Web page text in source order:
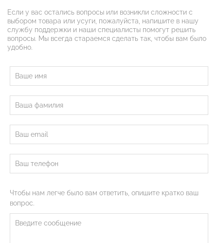
Если у вас остались вопросы или возникли сложности с
выбором товара или усуги, пожалуйста, напишите в нашу
службу поддержки и наши специалисты помогут решить
вопросы. Мы всегда стараемся сделать так, чтобы вам было
удобно.
Чтобы нам легче было вам ответить, опишите кратко ваш
вопрос.